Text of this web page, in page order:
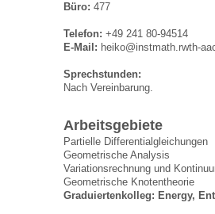
Büro: 477
Telefon: +49 241 80-94514
E-Mail: heiko@instmath.rwth-
Sprechstunden:
Nach Vereinbarung.
Arbeitsgebiete
Partielle Differentialgleichungen
Geometrische Analysis
Variationsrechnung und
Geometrische Knotentheorie
Graduiertenkolleg: Energy,